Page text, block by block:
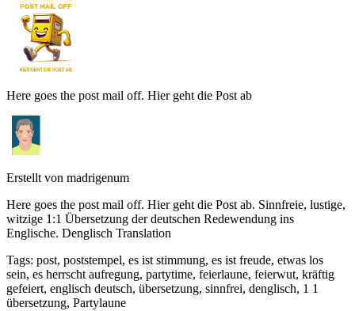
Here goes the post mail off. Hier geht die Post ab
Erstellt von madrigenum
Here goes the post mail off. Hier geht die Post ab. Sinnfreie, lustige,
witzige 1:1 Übersetzung der deutschen Redewendung ins
Englische. Denglisch Translation
Tags: post, poststempel, es ist stimmung, es ist freude, etwas los
sein, es herrscht aufregung, partytime, feierlaune, feierwut, kräftig
gefeiert, englisch deutsch, übersetzung, sinnfrei, denglisch, 1 1
übersetzung, Partylaune